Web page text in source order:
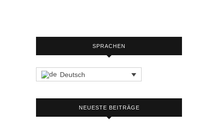
SPRACHEN
Deutsch
NEUESTE BEITRÄGE